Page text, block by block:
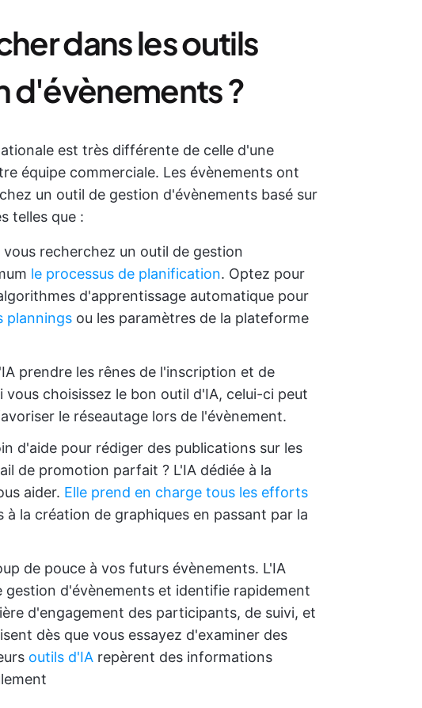
dans les outils
d'évènements ?
est très différente de celle d'une
équipe commerciale. Les évènements ont
un outil de gestion d'évènements basé sur
telles que :
vous recherchez un outil de gestion
le processus de planification. Optez pour
d'apprentissage automatique pour
plannings ou les paramètres de la plateforme
prendre les rênes de l'inscription et de
choisissez le bon outil d'IA, celui-ci peut
le réseautage lors de l'évènement.
d'aide pour rédiger des publications sur les
de promotion parfait ? L'IA dédiée à la
aider. Elle prend en charge tous les efforts
à la création de graphiques en passant par la
de pouce à vos futurs évènements. L'IA
d'évènements et identifie rapidement
d'engagement des participants, de suivi, et
dès que vous essayez d'examiner des
outils d'IA repèrent des informations